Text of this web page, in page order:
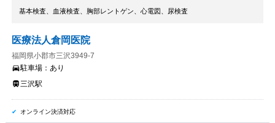
基本検査、血液検査、胸部レントゲン、心電図、尿検査
医療法人倉岡医院
福岡県小郡市三沢3949-7
駐車場： あり
三沢駅
オンライン決済対応